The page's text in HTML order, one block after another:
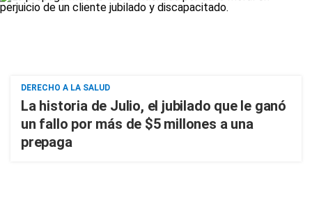
DERECHO A LA SALUD
La historia de Julio, el jubilado que le ganó
un fallo por más de $5 millones a una
prepaga